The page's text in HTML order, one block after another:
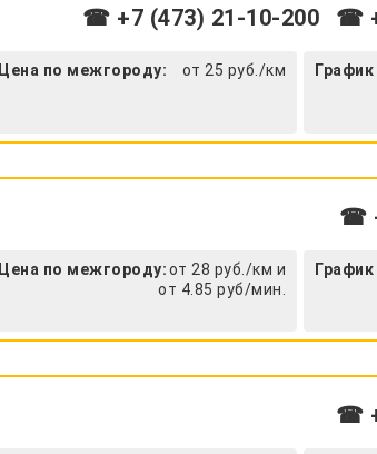
☎ +7 (473) 21-10-200 ☎
Цена по межгороду: от 25 руб./км
☎
Цена по межгороду:от 28 руб./км и
от 4.85 руб/мин.
☎